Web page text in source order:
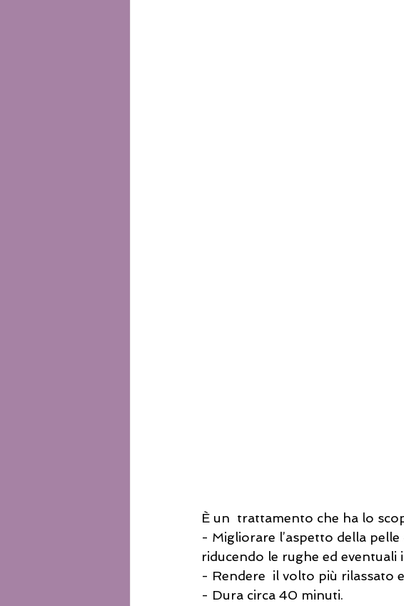
È un  trattamento che ha lo
- Migliorare l’aspetto della pelle
riducendo le rughe ed eventuali
- Rendere  il volto più rilassato
- Dura circa 40 minuti.